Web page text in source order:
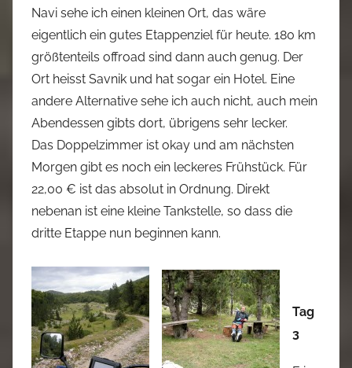
Navi sehe ich einen kleinen Ort, das wäre
eigentlich ein gutes Etappenziel für heute. 180 km
größtenteils offroad sind dann auch genug. Der
Ort heisst Savnik und hat sogar ein Hotel. Eine
andere Alternative sehe ich auch nicht, auch mein
Abendessen gibts dort, übrigens sehr lecker.
Das Doppelzimmer ist okay und am nächsten
Morgen gibt es noch ein leckeres Frühstück. Für
22,00 € ist das absolut in Ordnung. Direkt
nebenan ist eine kleine Tankstelle, so dass die
dritte Etappe nun beginnen kann.
Tag
3